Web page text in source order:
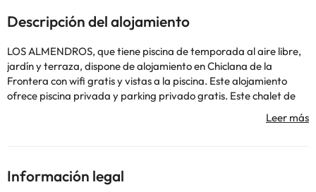
Descripción del alojamiento
LOS ALMENDROS, que tiene piscina de temporada al aire libre,
jardín y terraza, dispone de alojamiento en Chiclana de la
Frontera con wifi gratis y vistas a la piscina. Este alojamiento
ofrece piscina privada y parking privado gratis. Este chalet de
montaña de 4 dormitorios tiene aire acondicionado y ofrece 3
baños con bidet, ducha y secador de pelo. La cocina está
Parque Genovés está a 31 km. El aeropuerto (Aeropuerto de
Jerez) está a 49 km.
Información legal